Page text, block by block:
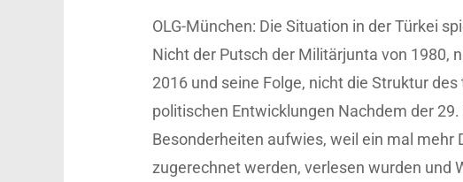
OLG-München: Die Situation in der Türkei
Nicht der Putsch der Militärjunta von 1980,
2016 und seine Folge, nicht die Struktur
politischen Entwicklungen Nachdem der
Besonderheiten aufwies, weil ein mal mehr
zugerechnet werden, verlesen wurden und